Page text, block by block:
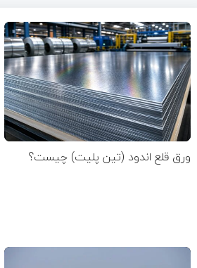
ورق قلع اندود (تین پلیت) چیست؟